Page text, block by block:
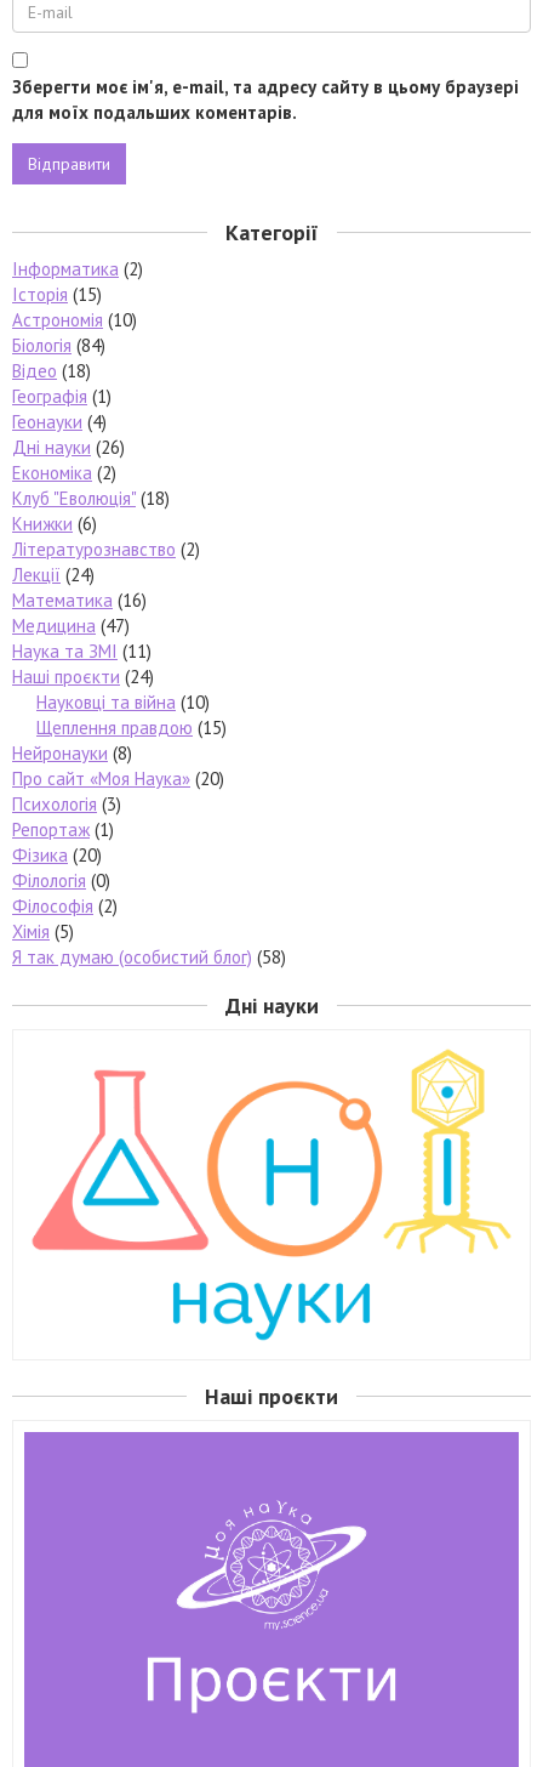
Зберегти моє ім'я, e-mail, та адресу сайту в цьому браузері
для моїх подальших коментарів.
Категорії
Інформатика (2)
Історія (15)
Астрономія (10)
Біологія (84)
Відео (18)
Географія (1)
Геонауки (4)
Дні науки (26)
Економіка (2)
Клуб "Еволюція" (18)
Книжки (6)
Літературознавство (2)
Лекції (24)
Математика (16)
Медицина (47)
Наука та ЗМІ (11)
Наші проєкти (24)
Науковці та війна (10)
Щеплення правдою (15)
Нейронауки (8)
Про сайт «Моя Наука» (20)
Психологія (3)
Репортаж(1)
Фізика (20)
Філологія (0)
Філософія (2)
Хімія (5)
Я так думаю (особистий блог) (58)
Дні науки
Наші проєкти